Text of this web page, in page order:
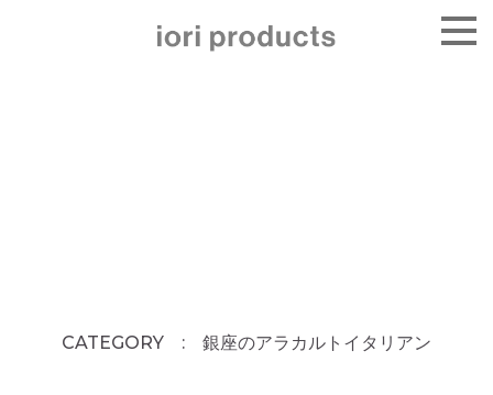
CATEGORY : 銀座のアラカルトイタリアン